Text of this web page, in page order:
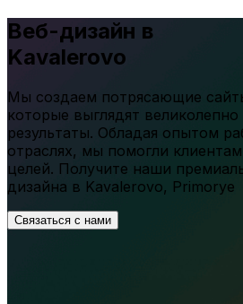
Веб-дизайн в
Kavalerovo
Мы создаем потрясающие
которые выглядят
результаты. Обладая опытом
отраслях, мы помогли
целей. Получите наши
дизайна в Kavalerovo, Primorye
Связаться с нами